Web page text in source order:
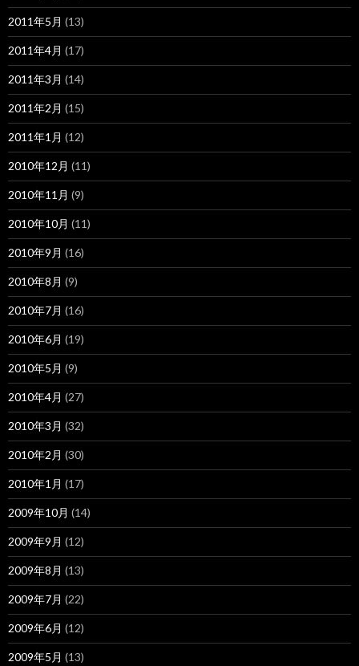
2011年5月 (13)
2011年4月 (17)
2011年3月 (14)
2011年2月 (15)
2011年1月 (12)
2010年12月 (11)
2010年11月 (9)
2010年10月 (11)
2010年9月 (16)
2010年8月 (9)
2010年7月 (16)
2010年6月 (19)
2010年5月 (9)
2010年4月 (27)
2010年3月 (32)
2010年2月 (30)
2010年1月 (17)
2009年10月 (14)
2009年9月 (12)
2009年8月 (13)
2009年7月 (22)
2009年6月 (12)
2009年5月 (13)